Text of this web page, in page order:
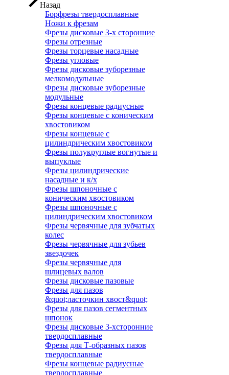
Назад
Борфрезы твердосплавные
Ножи к фрезам
Фрезы дисковые 3-х сторонние
Фрезы отрезные
Фрезы торцевые насадные
Фрезы угловые
Фрезы дисковые зуборезные
мелкомодульные
Фрезы дисковые зуборезные
модульные
Фрезы концевые радиусные
Фрезы концевые с коническим
хвостовиком
Фрезы концевые с
цилиндрическим хвостовиком
Фрезы полукруглые вогнутые и
выпуклые
Фрезы цилиндрические
насадные и к/х
Фрезы шпоночные с
коническим хвостовиком
Фрезы шпоночные с
цилиндрическим хвостовиком
Фрезы червячные для зубчатых
колес
Фрезы червячные для зубьев
звездочек
Фрезы червячные для
шлицевых валов
Фрезы дисковые пазовые
Фрезы для пазов
&quot;ласточкин хвост&quot;
Фрезы для пазов сегментных
шпонок
Фрезы дисковые 3-хсторонние
твердосплавные
Фрезы для Т-образных пазов
твердосплавные
Фрезы концевые радиусные
твердосплавные